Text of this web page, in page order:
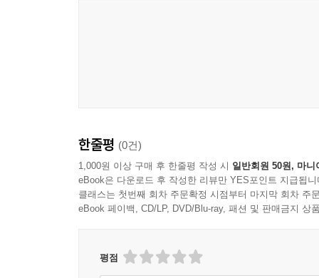
한줄평 (0건)
1,000원 이상 구매 후 한줄평 작성 시 일반회원 50원, 마니
eBook은 다운로드 후 작성한 리뷰만 YES포인트 지급됩니
클래스는 첫번째 회차 주문확정 시점부터 마지막 회차 주
eBook 페이백, CD/LP, DVD/Blu-ray, 패션 및 판매금지 상
평점